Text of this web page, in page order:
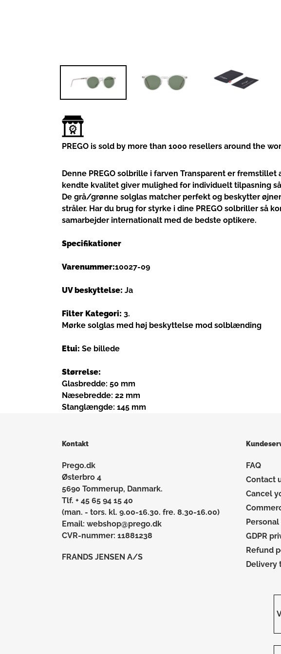
PREGO is sold by more than 1000 resellers around the
Denne PREGO solbrille i farven Transparent er
kendte kvalitet giver mulighed for individuelt tilpasning
De grå/grønne solglas matcher perfekt og beskytter
stråler. Har du brug for styrke i dine PREGO solbriller så
samarbejder internationalt med de bedste optikere.
Specifikationer
Varenummer:10027-09
UV beskyttelse: Ja
Filter Kategori: 3.
Mørke solglas med høj beskyttelse mod solblænding
Etui: Se billede
Størrelse:
Glasbredde: 50 mm
Næsebredde: 22 mm
Stanglængde: 145 mm
Kontakt
Prego.dk
Østerbro 4
5690 Tommerup, Danmark.
Tlf. + 45 65 94 15 40
(man. - tors. kl. 9.00-16.30. fre. 8.30-16.00)
Email: webshop@prego.dk
CVR-nummer: 11881238
FRANDS JENSEN A/S
FAQ
Contact
Cancel
GDPR
Refund
Delivery